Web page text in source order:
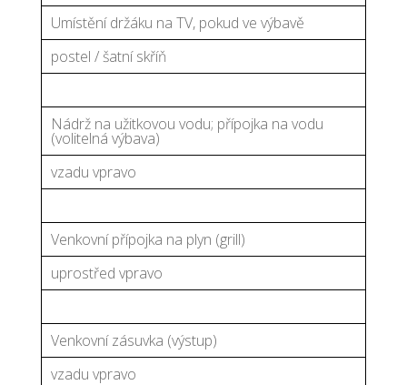
Umístění držáku na TV, pokud ve výbavě
postel / šatní skříň
Nádrž na užitkovou vodu; přípojka na vodu
(volitelná výbava)
vzadu vpravo
Venkovní přípojka na plyn (grill)
uprostřed vpravo
Venkovní zásuvka (výstup)
vzadu vpravo